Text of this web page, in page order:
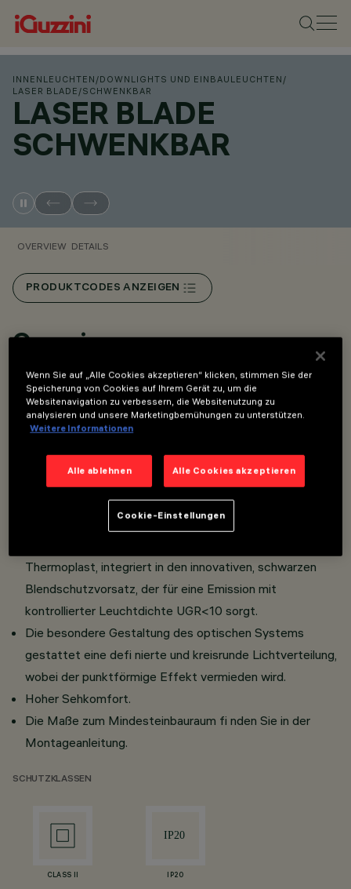
INNENLEUCHTEN /DOWNLIGHTS UND EINBAULEUCHTEN /
LASER BLADE /SCHWENKBAR
LASER BLADE
SCHWENKBAR
OVERVIEW DETAILS
PRODUKTCODES ANZEIGEN
Overview
Zum Einbau in abgehängte Decken mit einer Stärke von 1
bis 25 mm. Befestigungssystem mit mechanischer
Arretierung.
Hauptkörper mit abstrahlender Oberfläche aus
Aluminiumdruckguss und der Möglichkeit zum Einstellen
des Neigungswinkels +/- 30°.
Versionen mit Rahmen (Frame). Technikkorpus aus Stahl.
Thermoplast, integriert in den innovativen, schwarzen
Blendschutzvorsatz, der für eine Emission mit
kontrollierter Leuchtdichte UGR<10 sorgt.
Die besondere Gestaltung des optischen Systems
gestattet eine defi nierte und kreisrunde Lichtverteilung,
wobei der punktförmige Effekt vermieden wird.
Hoher Sehkomfort.
Die Maße zum Mindesteinbauraum fi nden Sie in der
Montageanleitung.
SCHUTZKLASSEN
CLASS II IP20
Wenn Sie auf „Alle Cookies akzeptieren“ klicken, stimmen Sie der
Speicherung von Cookies auf Ihrem Gerät zu, um die
Websitenavigation zu verbessern, die Websitenutzung zu
analysieren und unsere Marketingbemühungen zu unterstützen.
Weitere Informationen
Alle ablehnen Alle Cookies akzeptieren
Cookie-Einstellungen